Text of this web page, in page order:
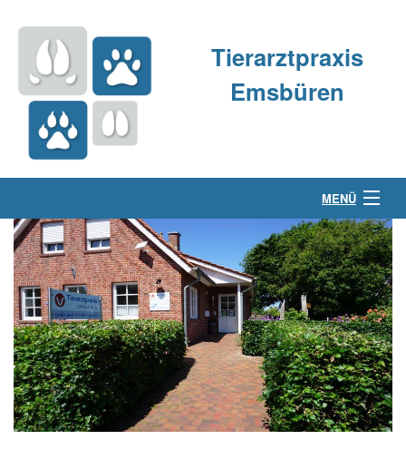
Tierarztpraxis
Emsbüren
MENÜ
Über uns
Kleintierpraxis
Großtierpraxis
Kontakt & Anfahrt